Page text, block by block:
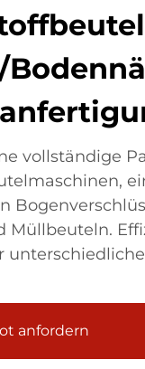
vollständige
Müllbeuteln.
anfordern